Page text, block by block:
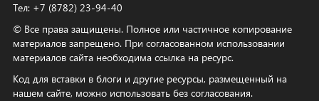
Тел: +7 (8782) 23‑94‑40
© Все права защищены. Полное или частичное копирование
материалов запрещено. При согласованном использовании
материалов сайта необходима ссылка на ресурс.
Код для вставки в блоги и другие ресурсы, размещенный на
нашем сайте, можно использовать без согласования.